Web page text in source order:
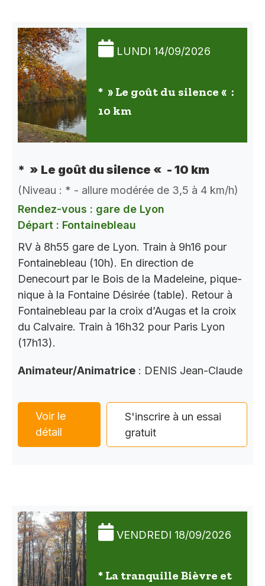
LUNDI 14/09/2026
* » Le goût du silence « :
10 km
* » Le goût du silence « - 10 km
(Niveau : * - allure modérée de 3,5 à 4 km/h)
Rendez-vous : gare de Lyon
Départ : Fontainebleau
RV à 8h55 gare de Lyon. Train à 9h16 pour
Fontainebleau (10h). En direction de
Denecourt par le Bois de la Madeleine, pique-
nique à la Fontaine Désirée (table). Retour à
Fontainebleau par la croix d’Augas et la croix
du Calvaire. Train à 16h32 pour Paris Lyon
(17h13).
Animateur/Animatrice : DENIS Jean-Claude
Voir le
détail
S'inscrire à un essai
gratuit
VENDREDI 18/09/2026
* La tranquille Bièvre et